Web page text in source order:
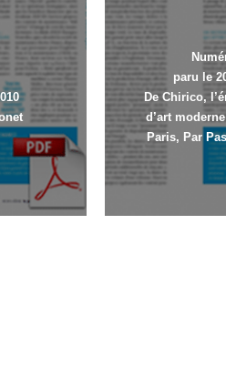
paru le
De Chirico,
d’art
Paris, Par